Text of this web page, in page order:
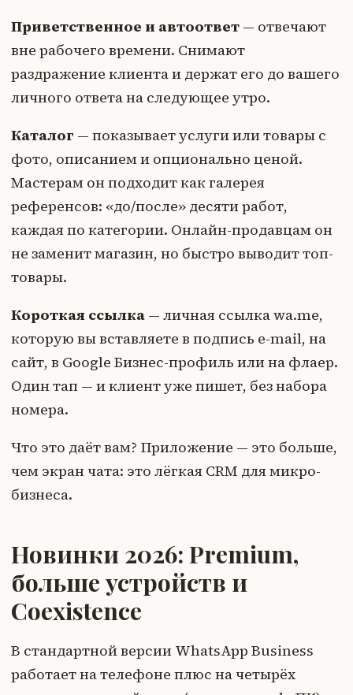
Приветственное и автоответ — отвечают
вне рабочего времени. Снимают
раздражение клиента и держат его до вашего
личного ответа на следующее утро.
Каталог — показывает услуги или товары с
фото, описанием и опционально ценой.
Мастерам он подходит как галерея
референсов: «до/после» десяти работ,
каждая по категории. Онлайн-продавцам он
не заменит магазин, но быстро выводит топ-
товары.
Короткая ссылка — личная ссылка wa.me,
которую вы вставляете в подпись e-mail, на
сайт, в Google Бизнес-профиль или на флаер.
Один тап — и клиент уже пишет, без набора
номера.
Что это даёт вам? Приложение — это больше,
чем экран чата: это лёгкая CRM для микро-
бизнеса.
Новинки 2026: Premium,
больше устройств и
Coexistence
В стандартной версии WhatsApp Business
работает на телефоне плюс на четырёх